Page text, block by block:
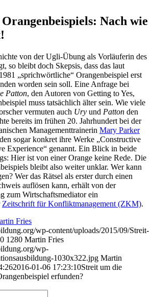
Nach wie
von der Ugli-Übung als Vorläuferin des
so bleibt doch Skepsis, dass das laut
„sprichwörtliche“ Orangenbeispiel erst
worden sein soll. Eine Anfrage bei
Patton, den Autoren von Getting to Yes,
muss tatsächlich älter sein. Wie viele
vermuten auch Ury und Patton den
bereits im frühen 20. Jahrhundert bei der
Managementtrainerin Mary Parker
sogar konkret ihre Werke „Constructive
Experience“ genannt. Ein Blick in beide
Hier ist von einer Orange keine Rede. Die
bleibt also weiter unklar. Wer kann
Wer das Rätsel als erster durch einen
auflösen kann, erhält von der
zum Wirtschaftsmediator ein
Zeitschrift für Konfliktmanagement (ZKM).
Fries
wp-content/uploads/2015/09/Streit-
1280 Martin Fries
wp-
1030x322.jpg Martin
2016-01-06 17:23:10Streit um die
erfunden?